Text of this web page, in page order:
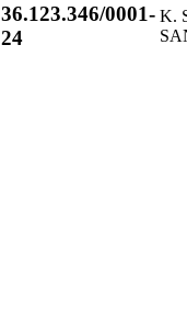
36.123.346/0001-
24
K.